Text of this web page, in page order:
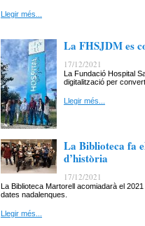
Llegir més...
La FHSJDM es
17/12/2021
La Fundació Hospital
digitalització per
Llegir més...
La Biblioteca fa
d’història
17/12/2021
La Biblioteca Martorell acomiadarà el
dates nadalenques.
Llegir més...